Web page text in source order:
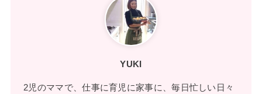
YUKI
2児のママで、仕事に育児に家事に、毎日忙しい日々